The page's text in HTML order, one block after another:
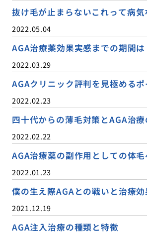
抜け毛が止まらないこれって病気
2022.05.04
AGA治療薬効果実感までの期間は
2022.03.29
AGAクリニック評判を見極めるポ
2022.02.23
四十代からの薄毛対策とAGA治
2022.02.22
AGA治療薬の副作用としての体毛
2022.01.23
僕の生え際AGAとの戦いと治療効
2021.12.19
AGA注入治療の種類と特徴